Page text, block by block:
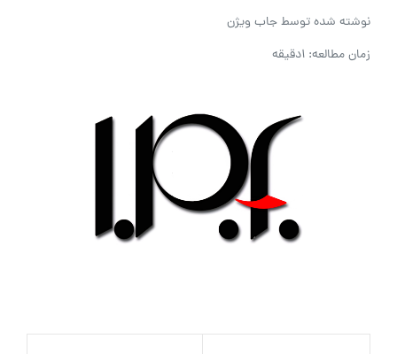
نوشته شده توسطجاب ویژن
زمان مطالعه: 1دقیقه